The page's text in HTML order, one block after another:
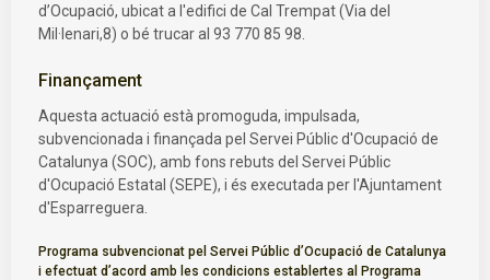
d’Ocupació, ubicat a l'edifici de Cal Trempat (Via del
Mil·lenari,8) o bé trucar al 93 770 85 98.
Finançament
Aquesta actuació està promoguda, impulsada,
subvencionada i finançada pel Servei Públic d'Ocupació de
Catalunya (SOC), amb fons rebuts del Servei Públic
d'Ocupació Estatal (SEPE), i és executada per l'Ajuntament
d'Esparreguera.
Programa subvencionat pel Servei Públic d’Ocupació de Catalunya
i efectuat d’acord amb les condicions establertes al Programa